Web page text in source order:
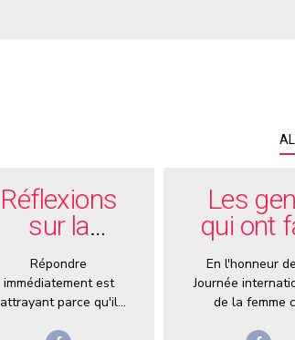
Réflexions
sur la
procrastination
Répondre
immédiatement est
attrayant parce qu'il
Les
qui ont
de vie
En l'honneur
Journée
de la femme